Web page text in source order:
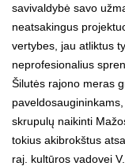
savivaldybė savo
neatsakingus
vertybes, jau atliktus
neprofesionalius
Šilutės rajono meras
skrupulų naikinti
tokius akibrokštus
raj. kultūros vadovei